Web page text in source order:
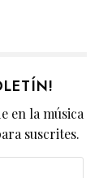
en la música
suscrites.